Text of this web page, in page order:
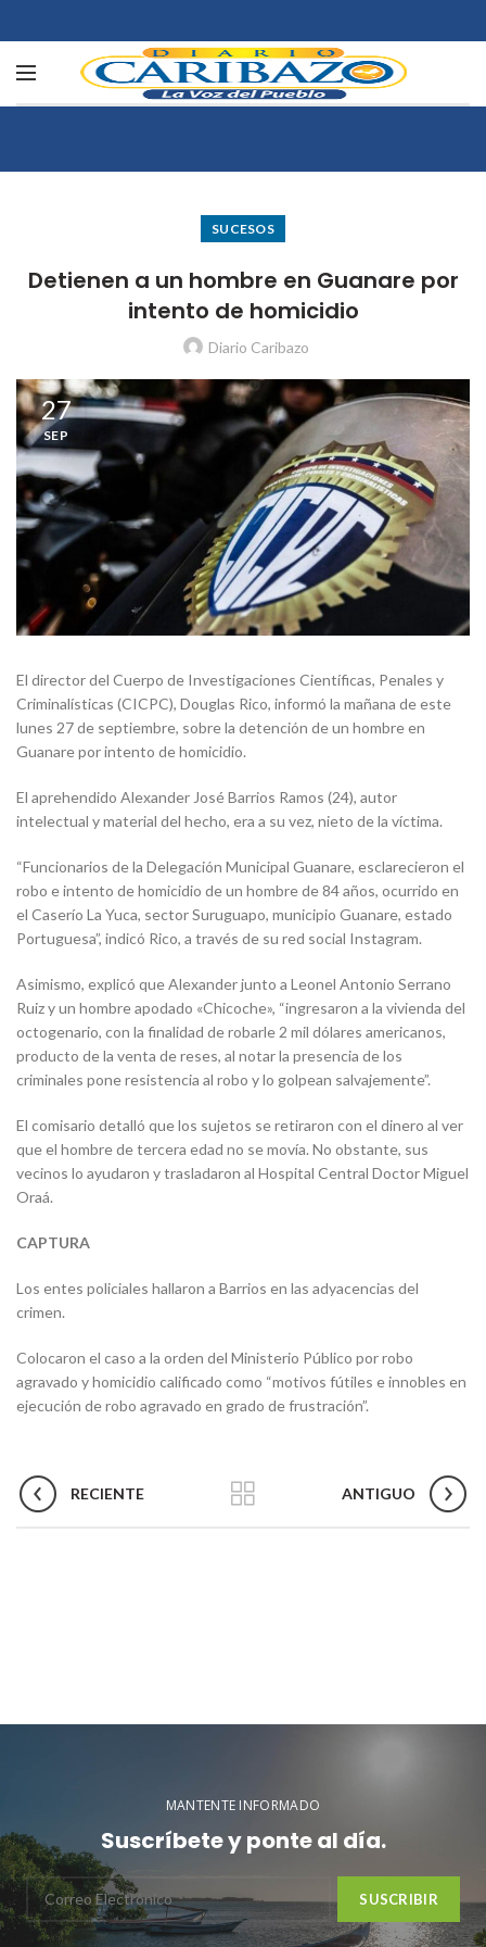
SUCESOS
Detienen a un hombre en Guanare por
intento de homicidio
Diario Caribazo
27
SEP
El director del Cuerpo de Investigaciones Científicas, Penales y
Criminalísticas (CICPC), Douglas Rico, informó la mañana de este
lunes 27 de septiembre, sobre la detención de un hombre en
Guanare por intento de homicidio.
El aprehendido Alexander José Barrios Ramos (24), autor
intelectual y material del hecho, era a su vez, nieto de la víctima.
“Funcionarios de la Delegación Municipal Guanare, esclarecieron el
robo e intento de homicidio de un hombre de 84 años, ocurrido en
el Caserío La Yuca, sector Suruguapo, municipio Guanare, estado
Portuguesa”, indicó Rico, a través de su red social Instagram.
Asimismo, explicó que Alexander junto a Leonel Antonio Serrano
Ruiz y un hombre apodado «Chicoche», “ingresaron a la vivienda del
octogenario, con la finalidad de robarle 2 mil dólares americanos,
producto de la venta de reses, al notar la presencia de los
criminales pone resistencia al robo y lo golpean salvajemente”.
El comisario detalló que los sujetos se retiraron con el dinero al ver
que el hombre de tercera edad no se movía. No obstante, sus
vecinos lo ayudaron y trasladaron al Hospital Central Doctor Miguel
Oraá.
CAPTURA
Los entes policiales hallaron a Barrios en las adyacencias del
crimen.
Colocaron el caso a la orden del Ministerio Público por robo
agravado y homicidio calificado como “motivos fútiles e innobles en
ejecución de robo agravado en grado de frustración”.
RECIENTE ANTIGUO
MANTENTE INFORMADO
Suscríbete y ponte al día.